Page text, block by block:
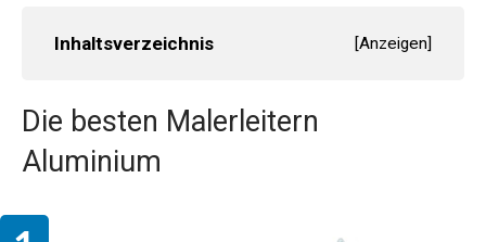
Inhaltsverzeichnis [Anzeigen]
Die besten Malerleitern
Aluminium